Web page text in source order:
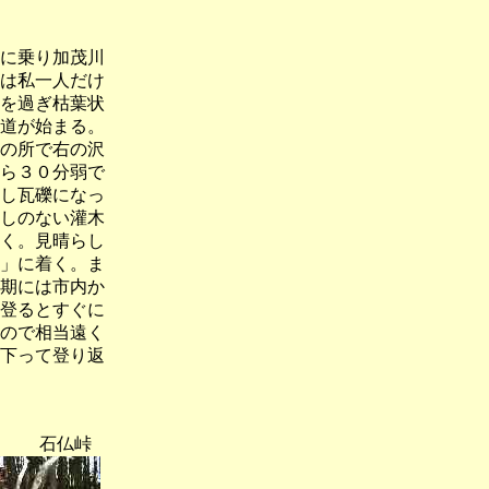
乗り加茂川
私一人だけ
過ぎ枯葉状
が始まる。
所で右の沢
３０分弱で
瓦礫になっ
のない灌木
。見晴らし
に着く。ま
には市内か
るとすぐに
で相当遠く
って登り返
石仏峠